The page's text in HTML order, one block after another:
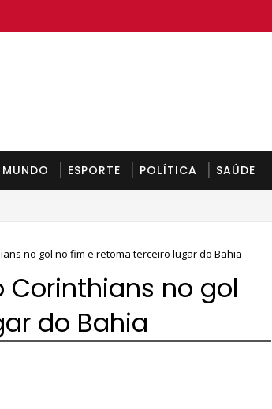
MUNDO ESPORTE POLÍTICA SAÚDE
no gol no fim e retoma terceiro lugar do Bahia
Corinthians no gol
do Bahia